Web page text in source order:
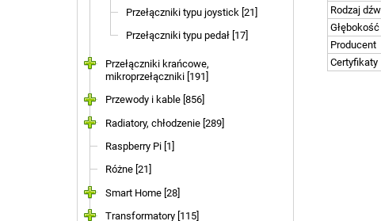
Przełączniki typu joystick [21]
Przełączniki typu pedał [17]
Przełączniki krańcowe,
mikroprzełączniki [191]
Przewody i kable [856]
Radiatory, chłodzenie [289]
Raspberry Pi [1]
Różne [21]
Smart Home [28]
Transformatory [115]
Rodzaj
Producent
Certyfikaty